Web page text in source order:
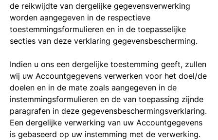
de reikwijdte van dergelijke gegevensverwerking
worden aangegeven in de respectieve
toestemmingsformulieren en in de toepasselijke
secties van deze verklaring gegevensbescherming.
Indien u ons een dergelijke toestemming geeft, zullen
wij uw Accountgegevens verwerken voor het doel/de
doelen en in de mate zoals aangegeven in de
instemmingsformulieren en de van toepassing zijnde
paragrafen in deze gegevensbeschermingsverklaring.
Een dergelijke verwerking van uw Accountgegevens
is gebaseerd op uw instemming met de verwerking.